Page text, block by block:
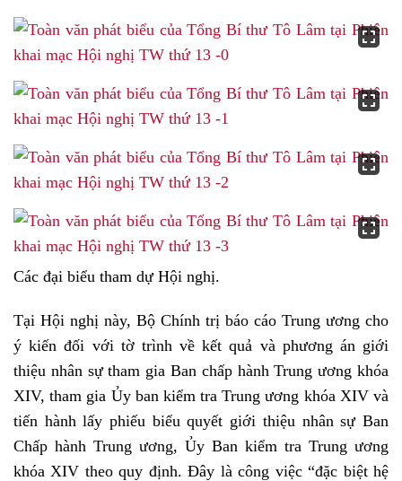
Các đại biểu tham dự Hội nghị.
Tại Hội nghị này, Bộ Chính trị báo cáo Trung ương cho
ý kiến đối với tờ trình về kết quả và phương án giới
thiệu nhân sự tham gia Ban chấp hành Trung ương khóa
XIV, tham gia Ủy ban kiểm tra Trung ương khóa XIV và
tiến hành lấy phiếu biểu quyết giới thiệu nhân sự Ban
Chấp hành Trung ương, Ủy Ban kiểm tra Trung ương
khóa XIV theo quy định. Đây là công việc “đặc biệt hệ